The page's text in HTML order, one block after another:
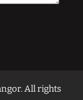
All rights